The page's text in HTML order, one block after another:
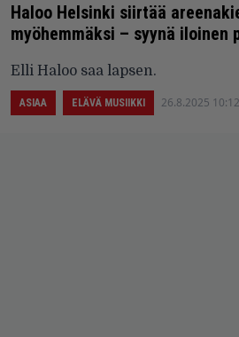
Haloo Helsinki siirtää
myöhemmäksi – syynä iloinen
Elli Haloo saa lapsen.
ASIAA ELÄVÄ MUSIIKKI 26.8.2025 10:12